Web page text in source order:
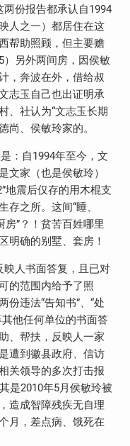
份报告都承认自1994
人之一）都居住在这
帮助照顾，但主要赡
另外两间房，因侯敏
，奔波在外，借给叔
志玉自己也出证明承
、社认为“文志玉长期
尚、侯敏玲家的。
：自1994年至今，文
文家（也是侯敏玲）
地震后仅存的用木棍支
之所。这间“睡、
房”？！贫苦百姓哪里
明确的别墅、套房！
人书面答复，且已对
的范围内给予了照
份违法“告知书”、“处
他任何单位的书面答
、帮扶，反映人一家
遭到徽县政府、信访
关领导的多次打击报
是2010年5月侯敏玲被
造成智障残疾无自理
月，差点病、饿死在